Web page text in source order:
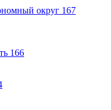
округ 167
166